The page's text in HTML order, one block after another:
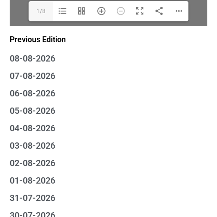
Previous Edition
08-08-2026
07-08-2026
06-08-2026
05-08-2026
04-08-2026
03-08-2026
02-08-2026
01-08-2026
31-07-2026
1/8